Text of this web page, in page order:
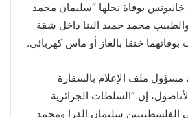
خانيونس بوفاة نجلها “سليمان محمد
33 عاما، والطبيب محمد حميد البنا داخل شقة
بوفاتهما خنقا بالغاز أو ماس كهربائي.
ملف الإعلام بالسفارة
إن “السلطات الجزائرية
الفلسطينيين سليمان الفرا ومحمد